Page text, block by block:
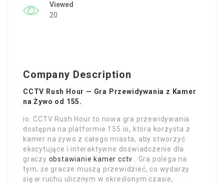
Viewed
20
Company Description
CCTV Rush Hour — Gra Przewidywania z Kamer
na Żywo od 155.
io. CCTV Rush Hour to nowa gra przewidywania
dostępna na platformie 155.io, która korzysta z
kamer na żywo z całego miasta, aby stworzyć
ekscytujące i interaktywne doświadczenie dla
graczy obstawianie kamer cctv . Gra polega na
tym, że gracze muszą przewidzieć, co wydarzy
się w ruchu ulicznym w określonym czasie,